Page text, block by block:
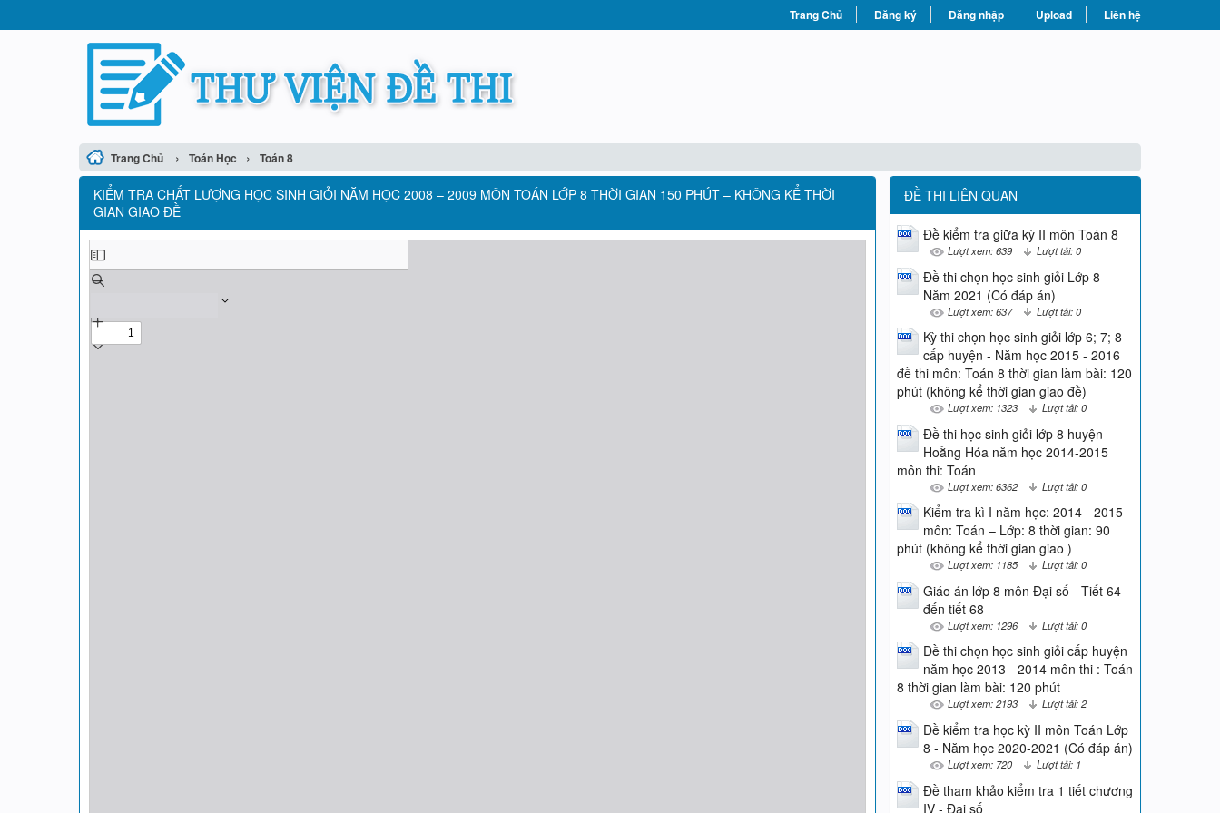
Trang Chủ Đăng ký Đăng nhập Upload Liên hệ
Trang Chủ › Toán Học › Toán 8
KIỂM TRA CHẤT LƯỢNG HỌC SINH GIỎI NĂM HỌC 2008 – 2009 MÔN TOÁN LỚP 8 THỜI GIAN 150 PHÚT – KHÔNG KỂ THỜI
GIAN GIAO ĐỀ
ĐỀ THI LIÊN QUAN
Đề kiểm tra giữa kỳ II môn Toán 8
Lượt xem: 639 Lượt tải: 0
Đề thi chọn học sinh giỏi Lớp 8 -
Năm 2021 (Có đáp án)
Lượt xem: 637 Lượt tải: 0
Kỳ thi chọn học sinh giỏi lớp 6; 7; 8
cấp huyện - Năm học 2015 - 2016
đề thi môn: Toán 8 thời gian làm bài: 120
phút (không kể thời gian giao đề)
Lượt xem: 1323 Lượt tải: 0
Đề thi học sinh giỏi lớp 8 huyện
Hoằng Hóa năm học 2014-2015
môn thi: Toán
Lượt xem: 6362 Lượt tải: 0
Kiểm tra kì I năm học: 2014 - 2015
môn: Toán – Lớp: 8 thời gian: 90
phút (không kể thời gian giao )
Lượt xem: 1185 Lượt tải: 0
Giáo án lớp 8 môn Đại số - Tiết 64
đến tiết 68
Lượt xem: 1296 Lượt tải: 0
Đề thi chọn học sinh giỏi cấp huyện
năm học 2013 - 2014 môn thi : Toán
8 thời gian làm bài: 120 phút
Lượt xem: 2193 Lượt tải: 2
Đề kiểm tra học kỳ II môn Toán Lớp
8 - Năm học 2020-2021 (Có đáp án)
Lượt xem: 720 Lượt tải: 1
Đề tham khảo kiểm tra 1 tiết chương
IV - Đại số